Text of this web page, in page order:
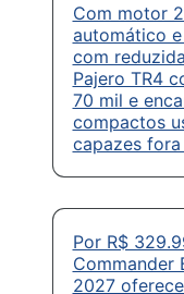
Com motor
automático
com
Pajero TR4
70 mil e
compactos
capazes
Por R$
Commander
2027